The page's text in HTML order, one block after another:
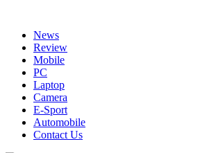
contentNews
Review
Mobile
PC
Laptop
Camera
E-Sport
Automobile
Contact Us